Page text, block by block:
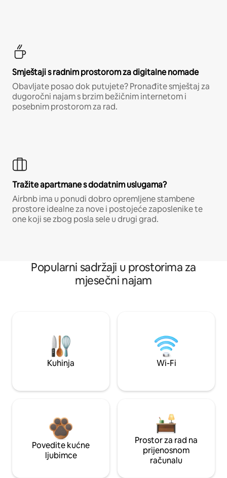
Smještaji s radnim prostorom za digitalne nomade
Obavljate posao dok putujete? Pronađite smještaj za
dugoročni najam s brzim bežičnim internetom i
posebnim prostorom za rad.
Tražite apartmane s dodatnim uslugama?
Airbnb ima u ponudi dobro opremljene stambene
prostore idealne za nove i postojeće zaposlenike te
one koji se zbog posla sele u drugi grad.
Popularni sadržaji u prostorima za
mjesečni najam
Kuhinja Wi-Fi
Povedite kućne
ljubimce
Prostor za rad na
prijenosnom
računalu